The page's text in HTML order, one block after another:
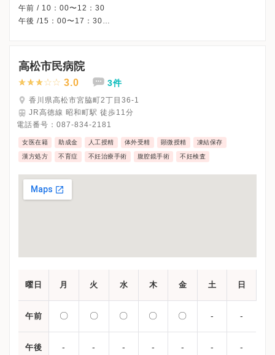
午前 / 10：00〜12：30
午後 /15：00〜17：30
高松市民病院
3.0 3件
香川県高松市宮脇町2丁目36-1
JR高徳線 昭和町駅 徒歩11分
電話番号： 087-834-2181
女医在籍 助成金 人工授精 体外受精 顕微授精 凍結保存
漢方処方 不育症 不妊治療手術 腹腔鏡手術 不妊検査
曜日 月 火 水 木 金 土 日
午前 〇 〇 〇 〇 〇 - -
午後 - - - - - - -